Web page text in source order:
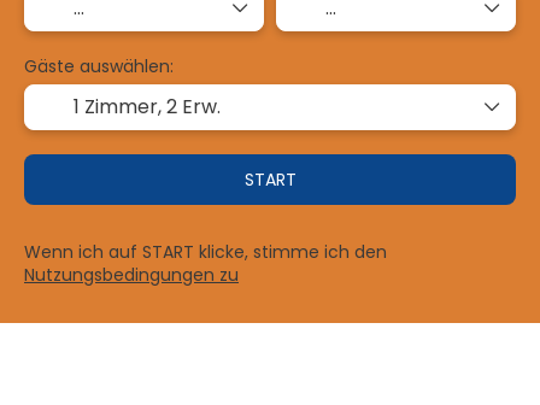
Gäste auswählen:
1 Zimmer,2 Erw.
START
Wenn ich auf START klicke, stimme ich den
Nutzungsbedingungen zu